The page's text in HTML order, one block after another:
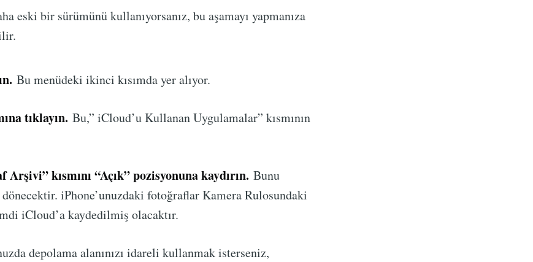
eski bir sürümünü kullanıyorsanız, bu aşamayı yapmanıza
Bu menüdeki ikinci kısımda yer alıyor.
tıklayın. Bu,” iCloud’u Kullanan Uygulamalar” kısmının
kısmını “Açık” pozisyonuna kaydırın. Bunu
dönecektir. iPhone’unuzdaki fotoğraflar Kamera Rulosundaki
iCloud’a kaydedilmiş olacaktır.
depolama alanınızı idareli kullanmak isterseniz,